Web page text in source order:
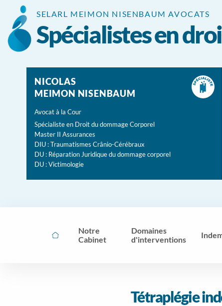
SELARL MEIMON NISENBAUM AVOCATS
Spécialistes en
NICOLAS
MEIMON NISENBAUM
Avocat à la Cour
Spécialiste en Droit du dommage Corporel
Master II Assurances
DIU : Traumatismes Crânio-Cérébraux
DU : Réparation Juridique du dommage corporel
DU : Victimologie
Notre
Cabinet
Domaines
d'interventions
Tétraplégie
Panneau de gestion des cookies